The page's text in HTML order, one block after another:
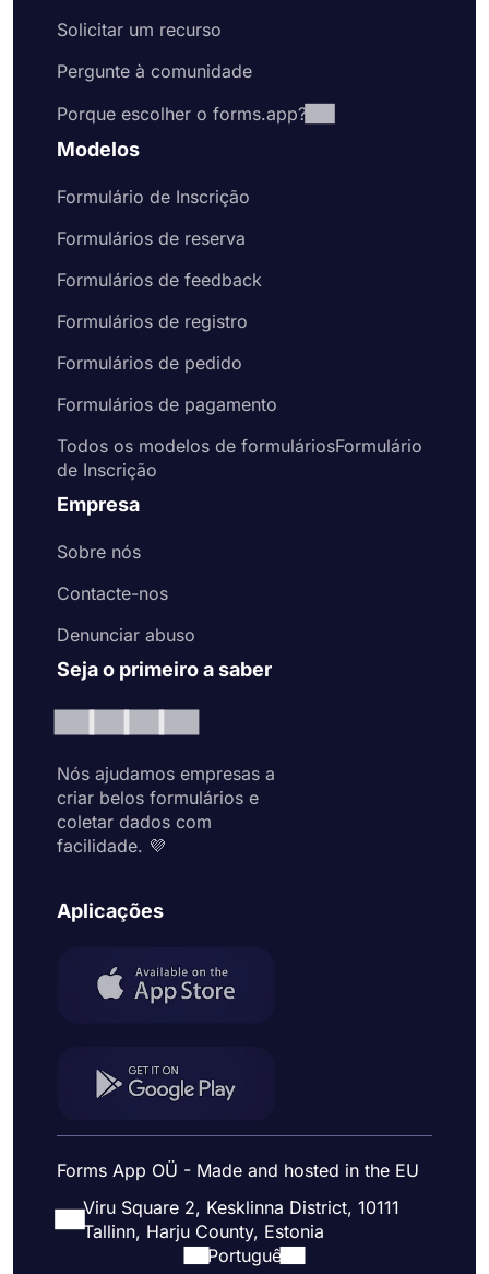
Solicitar um recurso
Pergunte à comunidade
Porque escolher o forms.app?
Modelos
Formulário de Inscrição
Formulários de reserva
Formulários de feedback
Formulários de registro
Formulários de pedido
Formulários de pagamento
Todos os modelos de formuláriosFormulário
de Inscrição
Empresa
Sobre nós
Contacte-nos
Denunciar abuso
Seja o primeiro a saber
Nós ajudamos empresas a
criar belos formulários e
coletar dados com
facilidade. 💜
Aplicações
Forms App OÜ - Made and hosted in the EU
Viru Square 2, Kesklinna District, 10111
Tallinn, Harju County, Estonia
Portuguê